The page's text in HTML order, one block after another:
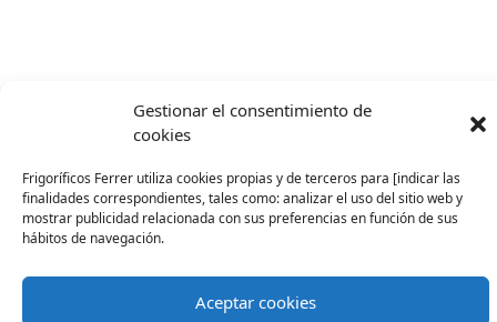
Gestionar el consentimiento de
cookies
Frigoríficos Ferrer utiliza cookies propias y de terceros para [indicar las
finalidades correspondientes, tales como: analizar el uso del sitio web y
mostrar publicidad relacionada con sus preferencias en función de sus
hábitos de navegación.
Aceptar cookies
Frigorífics Ferrer S.A.U
Todos los derechos reservados. 2026.
Privacidad|Cookies| Calidad
Siguenos
ferrer_cong FFerrer